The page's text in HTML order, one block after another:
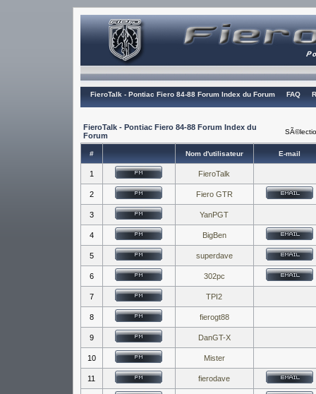
FieroTalk - Pontiac Fiero 84-88 Forum Index du Forum FAQ
FieroTalk - Pontiac Fiero 84-88 Forum Index du
Forum
# Nom d'utilisateur E-mail
1 FieroTalk
2 Fiero GTR
3 YanPGT
4 BigBen
5 superdave
6 302pc
7 TPI2
8 fierogt88
9 DanGT-X
10 Mister
11 fierodave